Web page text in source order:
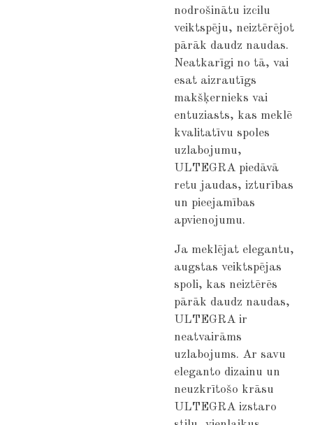
nodrošinātu izcilu
veiktspēju, neiztērējot
pārāk daudz naudas.
Neatkarīgi no tā, vai
esat aizrautīgs
makšķernieks vai
entuziasts, kas meklē
kvalitatīvu spoles
uzlabojumu,
ULTEGRA piedāvā
retu jaudas, izturības
un pieejamības
apvienojumu.
Ja meklējat elegantu,
augstas veiktspējas
spoli, kas neiztērēs
pārāk daudz naudas,
ULTEGRA ir
neatvairāms
uzlabojums. Ar savu
eleganto dizainu un
neuzkrītošo krāsu
ULTEGRA izstaro